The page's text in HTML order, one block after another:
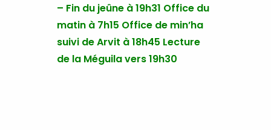
– Fin du jeûne à 19h31 Office du
matin à 7h15 Office de min’ha
suivi de Arvit à 18h45 Lecture
de la Méguila vers 19h30